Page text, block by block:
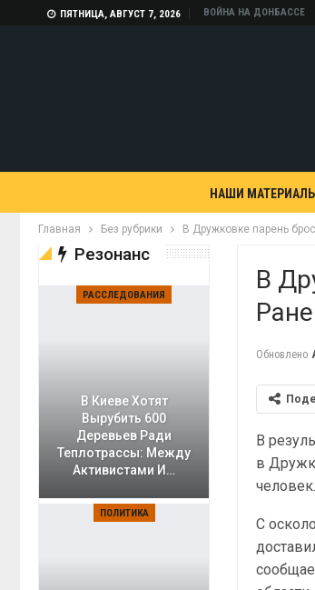
ПЯТНИЦА, АВГУСТ 7, 2026 ВОЙНА НА ДОНБАССЕ
НАШИ МАТЕРИАЛЫ
Главная Без рубрики В Дружковке парень
В
Обновлено
В
в
человек.
С
Резонанс
РАССЛЕДОВАНИЯ
В Киеве Хотят
Вырубить 600
Деревьев Ради
Теплотрассы: Между
Активистами И…
ПОЛИТИКА